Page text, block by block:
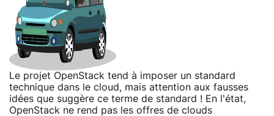
Le projet OpenStack tend à imposer un standard
technique dans le cloud, mais attention aux fausses
idées que suggère ce terme de standard ! En l'état,
OpenStack ne rend pas les offres de clouds